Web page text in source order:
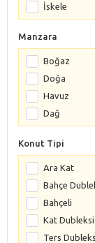
İskele
Manzara
Boğaz
Doğa
Havuz
Dağ
Konut Tipi
Ara Kat
Bahçe
Bahçeli
Kat Dubleksi
Ters Dubleks